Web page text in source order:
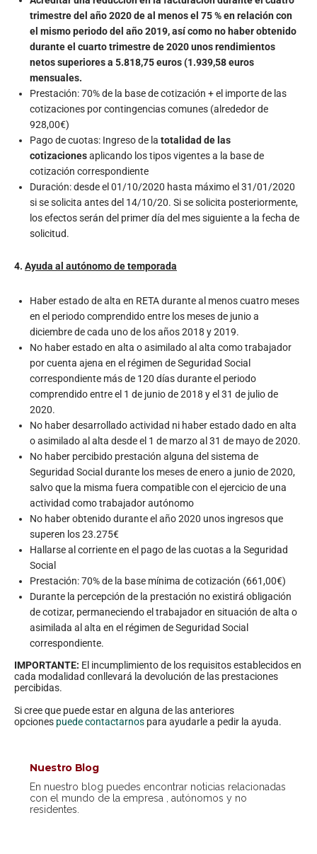
trimestre del año 2020 de al menos el 75 % en relación con
el mismo periodo del año 2019, así como no haber obtenido
durante el cuarto trimestre de 2020 unos rendimientos
netos superiores a 5.818,75 euros (1.939,58 euros
mensuales.
Prestación: 70% de la base de cotización + el importe de las
cotizaciones por contingencias comunes (alrededor de
928,00€)
Pago de cuotas: Ingreso de latotalidad de las
cotizacionesaplicando los tipos vigentes a la base de
cotización correspondiente
Duración: desde el 01/10/2020 hasta máximo el 31/01/2020
si se solicita antes del 14/10/20. Si se solicita posteriormente,
los efectos serán del primer día del mes siguiente a la fecha de
solicitud.
4. Ayuda al autónomo de temporada
Haber estado de alta en RETA durante al menos cuatro meses
en el periodo comprendido entre los meses de junio a
diciembre de cada uno de los años 2018 y 2019.
No haber estado en alta o asimilado al alta como trabajador
por cuenta ajena en el régimen de Seguridad Social
correspondiente más de 120 días durante el periodo
comprendido entre el 1 de junio de 2018 y el 31 de julio de
2020.
No haber desarrollado actividad ni haber estado dado en alta
o asimilado al alta desde el 1 de marzo al 31 de mayo de 2020.
No haber percibido prestación alguna del sistema de
Seguridad Social durante los meses de enero a junio de 2020,
salvo que la misma fuera compatible con el ejercicio de una
actividad como trabajador autónomo
No haber obtenido durante el año 2020 unos ingresos que
superen los 23.275€
Hallarse al corriente en el pago de las cuotas a la Seguridad
Social
Prestación: 70% de la base mínima de cotización (661,00€)
Durante la percepción de la prestación no existirá obligación
de cotizar, permaneciendo el trabajador en situación de alta o
asimilada al alta en el régimen de Seguridad Social
correspondiente.
IMPORTANTE: El incumplimiento de los requisitos establecidos en
cada modalidad conllevará la devolución de las prestaciones
percibidas.
Si cree que puede estar en alguna de las anteriores
opciones puede contactarnos para ayudarle a pedir la ayuda.
Nuestro Blog
En nuestro blog puedes encontrar noticias relacionadas
con el mundo de la empresa , autónomos y no
residentes.